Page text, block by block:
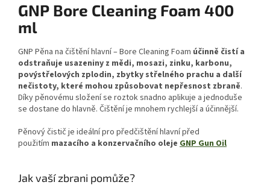
GNP Bore Cleaning Foam 400
ml
GNP Pěna na čištění hlavní – Bore Cleaning Foam účinně čistí a
odstraňuje usazeniny z mědi, mosazi, zinku, karbonu,
povýstřelových zplodin, zbytky střelného prachu a další
nečistoty, které mohou způsobovat nepřesnost zbraně.
Díky pěnovému složení se roztok snadno aplikuje a jednoduše
se dostane do hlavně. Čištění je mnohem rychlejší a účinnější.
Pěnový čistič je ideální pro předčištění hlavní před
použitím mazacího a konzervačního oleje GNP Gun Oil
Jak vaší zbrani pomůže?